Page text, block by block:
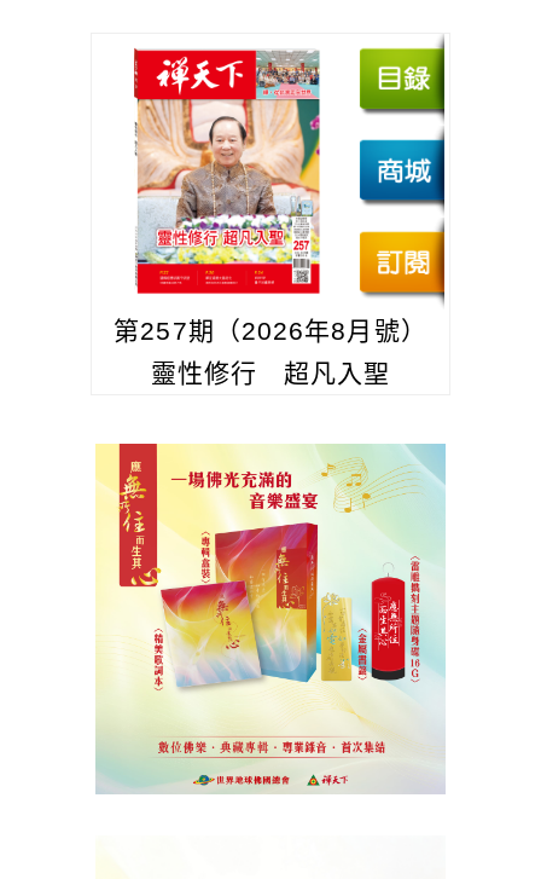
第257期（2026年8月號）
靈性修行 超凡入聖